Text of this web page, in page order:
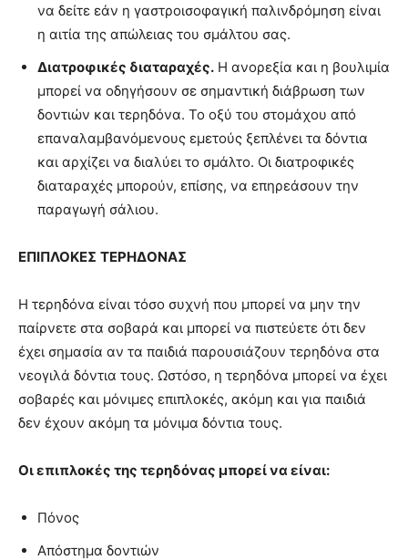
να δείτε εάν η γαστροισοφαγική παλινδρόμηση είναι
η αιτία της απώλειας του σμάλτου σας.
Διατροφικές διαταραχές. Η ανορεξία και η βουλιμία
μπορεί να οδηγήσουν σε σημαντική διάβρωση των
δοντιών και τερηδόνα. Το οξύ του στομάχου από
επαναλαμβανόμενους εμετούς ξεπλένει τα δόντια
και αρχίζει να διαλύει το σμάλτο. Οι διατροφικές
διαταραχές μπορούν, επίσης, να επηρεάσουν την
παραγωγή σάλιου.
ΕΠΙΠΛΟΚΕΣ ΤΕΡΗΔΟΝΑΣ
Η τερηδόνα είναι τόσο συχνή που μπορεί να μην την
παίρνετε στα σοβαρά και μπορεί να πιστεύετε ότι δεν
έχει σημασία αν τα παιδιά παρουσιάζουν τερηδόνα στα
νεογιλά δόντια τους. Ωστόσο, η τερηδόνα μπορεί να έχει
σοβαρές και μόνιμες επιπλοκές, ακόμη και για παιδιά
δεν έχουν ακόμη τα μόνιμα δόντια τους.
Οι επιπλοκές της τερηδόνας μπορεί να είναι:
Πόνος
Απόστημα δοντιών